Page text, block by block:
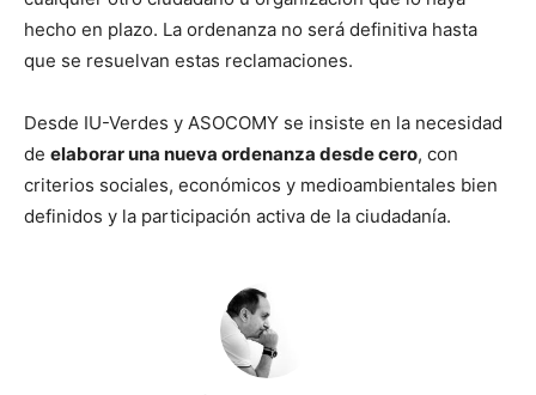
hecho en plazo. La ordenanza no será definitiva hasta
que se resuelvan estas reclamaciones.
Desde IU-Verdes y ASOCOMY se insiste en la necesidad
de elaborar una nueva ordenanza desde cero, con
criterios sociales, económicos y medioambientales bien
definidos y la participación activa de la ciudadanía.